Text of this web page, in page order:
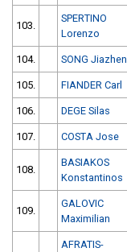
103.
SPERTINO
Lorenzo
104. SONG Jiazhen
105. FIANDER Carl
106. DEGE Silas
107. COSTA Jose
108.
BASIAKOS
Konstantinos
109.
GALOVIC
Maximilian
AFRATIS-